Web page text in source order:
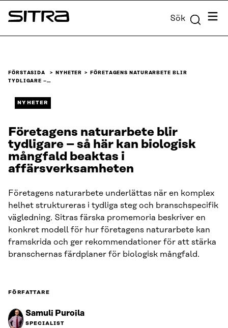
Skip to
content
Sitra Sök Meny
FÖRSTASIDA NYHETER
FÖRETAGENS NATURARBETE BLIR
TYDLIGARE –…
NYHETER
Företagens naturarbete blir
tydligare – så här kan biologisk
mångfald beaktas i
affärsverksamheten
Företagens naturarbete underlättas när en komplex
helhet struktureras i tydliga steg och branschspecifik
vägledning. Sitras färska promemoria beskriver en
konkret modell för hur företagens naturarbete kan
framskrida och ger rekommendationer för att stärka
branschernas färdplaner för biologisk mångfald.
FÖRFATTARE
Samuli Puroila
SPECIALIST